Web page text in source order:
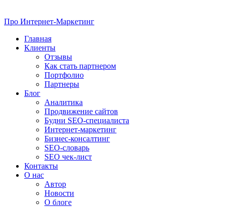
Про Интернет-Маркетинг
Главная
Клиенты
Отзывы
Как стать партнером
Портфолио
Партнеры
Блог
Аналитика
Продвижение сайтов
Будни SEO-специалиста
Интернет-маркетинг
Бизнес-консалтинг
SEO-словарь
SEO чек-лист
Контакты
О нас
Автор
Новости
О блоге